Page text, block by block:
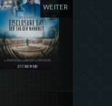
WEITER